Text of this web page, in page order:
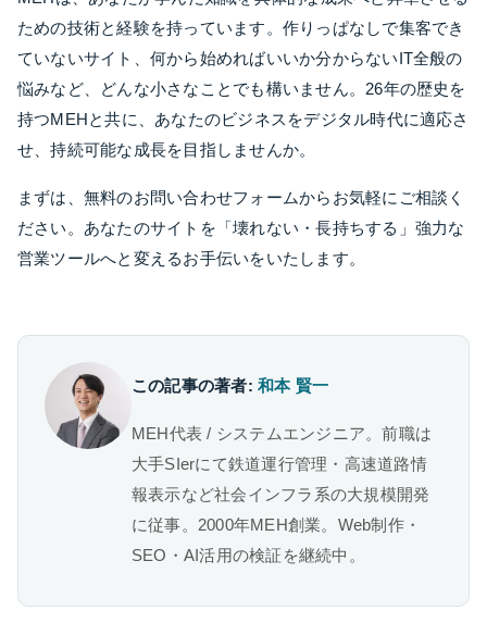
ための技術と経験を持っています。作りっぱなしで集客でき
ていないサイト、何から始めればいいか分からないIT全般の
悩みなど、どんな小さなことでも構いません。26年の歴史を
持つMEHと共に、あなたのビジネスをデジタル時代に適応さ
せ、持続可能な成長を目指しませんか。
まずは、無料のお問い合わせフォームからお気軽にご相談く
ださい。あなたのサイトを「壊れない・長持ちする」強力な
営業ツールへと変えるお手伝いをいたします。
この記事の著者:和本 賢一
MEH代表 / システムエンジニア。前職は
大手SIerにて鉄道運行管理・高速道路情
報表示など社会インフラ系の大規模開発
に従事。2000年MEH創業。Web制作・
SEO・AI活用の検証を継続中。